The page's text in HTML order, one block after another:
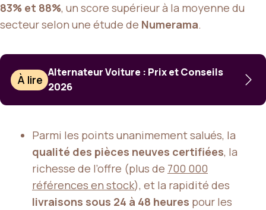
83% et 88%, un score supérieur à la moyenne du
secteur selon une étude de Numerama.
À lire
Alternateur Voiture : Prix et Conseils
2026
Parmi les points unanimement salués, la
qualité des pièces neuves certifiées, la
richesse de l’offre (plus de 700 000
références en stock), et la rapidité des
livraisons sous 24 à 48 heures pour les